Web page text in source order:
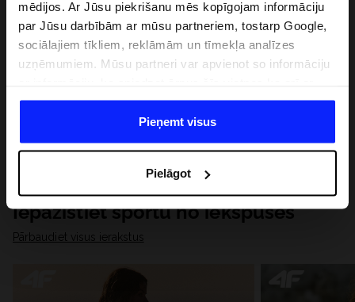
mēdijos. Ar Jūsu piekrišanu mēs kopīgojam informāciju
par Jūsu darbībām ar mūsu partneriem, tostarp Google,
sociālajiem tīkliem, reklāmām un tīmekļa analīzes
uzņēmumiem. Mūsu partneri var apvienot so informāciju
datiem, ko viņi iegūst, izmantojot viņu pakalpojumus. Ar
Jūsu atļauju, mēs varam pārsūtīt Jūsu personas datus
saviem partneriem, lai uzlabotu veidu, kadā tiek rādīta
saturu un uzlabotu mūsu partneru piedāvātos risinajumus
( piem. socialos tīklus). Detalizētu informāciju var atrast
mūsu Privātuma politikā un sadaļā "Detaļas".
Pieņemt visus
Pielāgot
Iepazīstiet sportu no iekšpuses
Pārbaudiet visus ierakstus